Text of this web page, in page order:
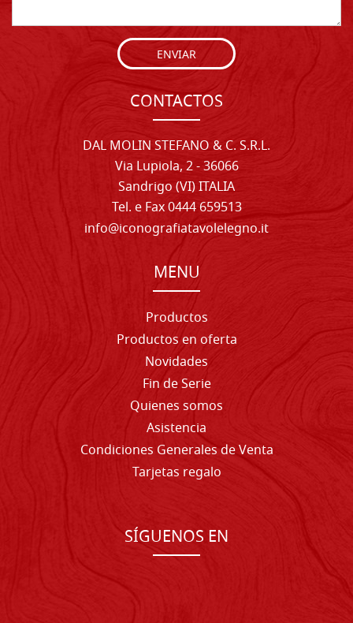
ENVIAR
CONTACTOS
DAL MOLIN STEFANO & C. S.R.L.
Via Lupiola, 2 - 36066
Sandrigo (VI) ITALIA
Tel. e Fax 0444 659513
info@iconografiatavolelegno.it
MENU
Productos
Productos en oferta
Novidades
Fin de Serie
Quienes somos
Asistencia
Condiciones Generales de Venta
Tarjetas regalo
SÍGUENOS EN